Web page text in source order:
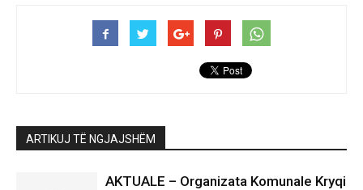
ARTIKUJ TË NGJAJSHËM
AKTUALE – Organizata Komunale Kryqi